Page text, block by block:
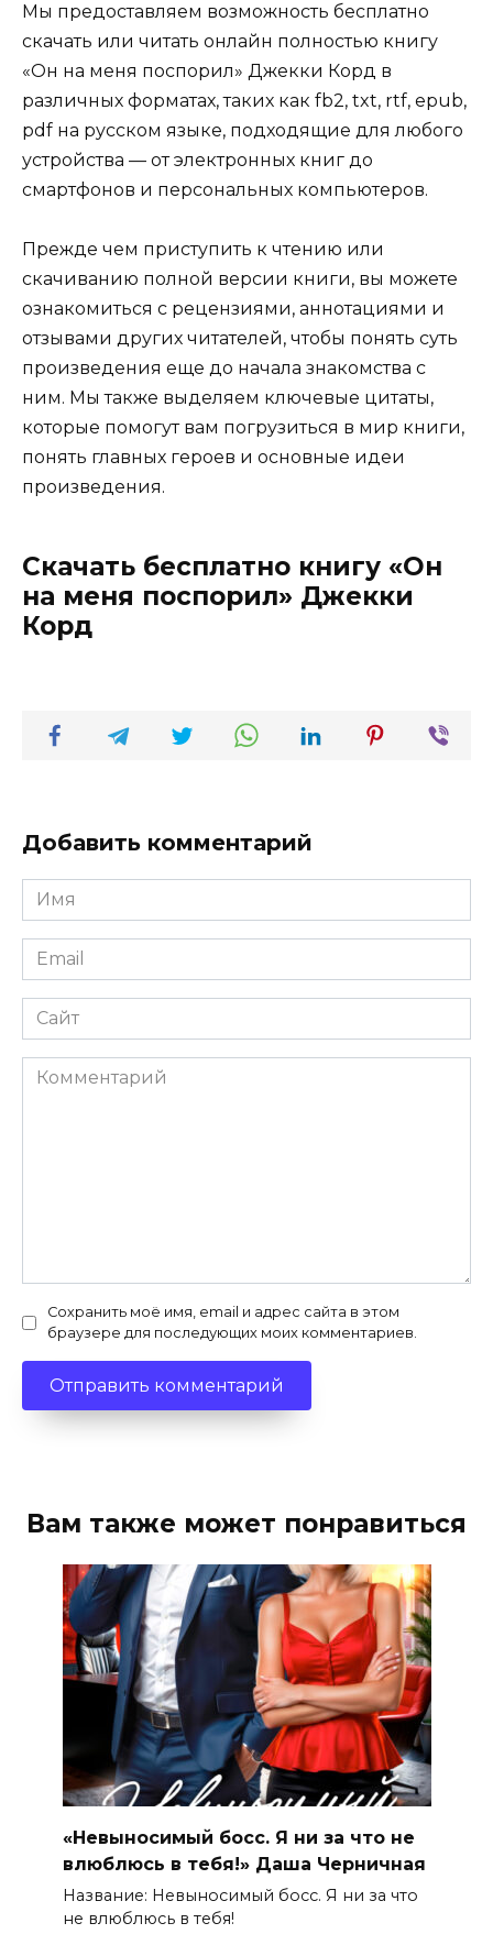
Мы предоставляем возможность бесплатно
скачать или читать онлайн полностью книгу
«Он на меня поспорил» Джекки Корд в
различных форматах, таких как fb2, txt, rtf, epub,
pdf на русском языке, подходящие для любого
устройства — от электронных книг до
смартфонов и персональных компьютеров.
Прежде чем приступить к чтению или
скачиванию полной версии книги, вы можете
ознакомиться с рецензиями, аннотациями и
отзывами других читателей, чтобы понять суть
произведения еще до начала знакомства с
ним. Мы также выделяем ключевые цитаты,
которые помогут вам погрузиться в мир книги,
понять главных героев и основные идеи
произведения.
Скачать бесплатно книгу «Он
на меня поспорил» Джекки
Корд
Добавить комментарий
Имя
*
Email
*
Сайт
Комментарий
Сохранить моё имя, email и адрес сайта в этом
браузере для последующих моих комментариев.
Вам также может понравиться
«Невыносимый босс. Я ни за что не
влюблюсь в тебя!» Даша Черничная
Название: Невыносимый босс. Я ни за что
не влюблюсь в тебя!